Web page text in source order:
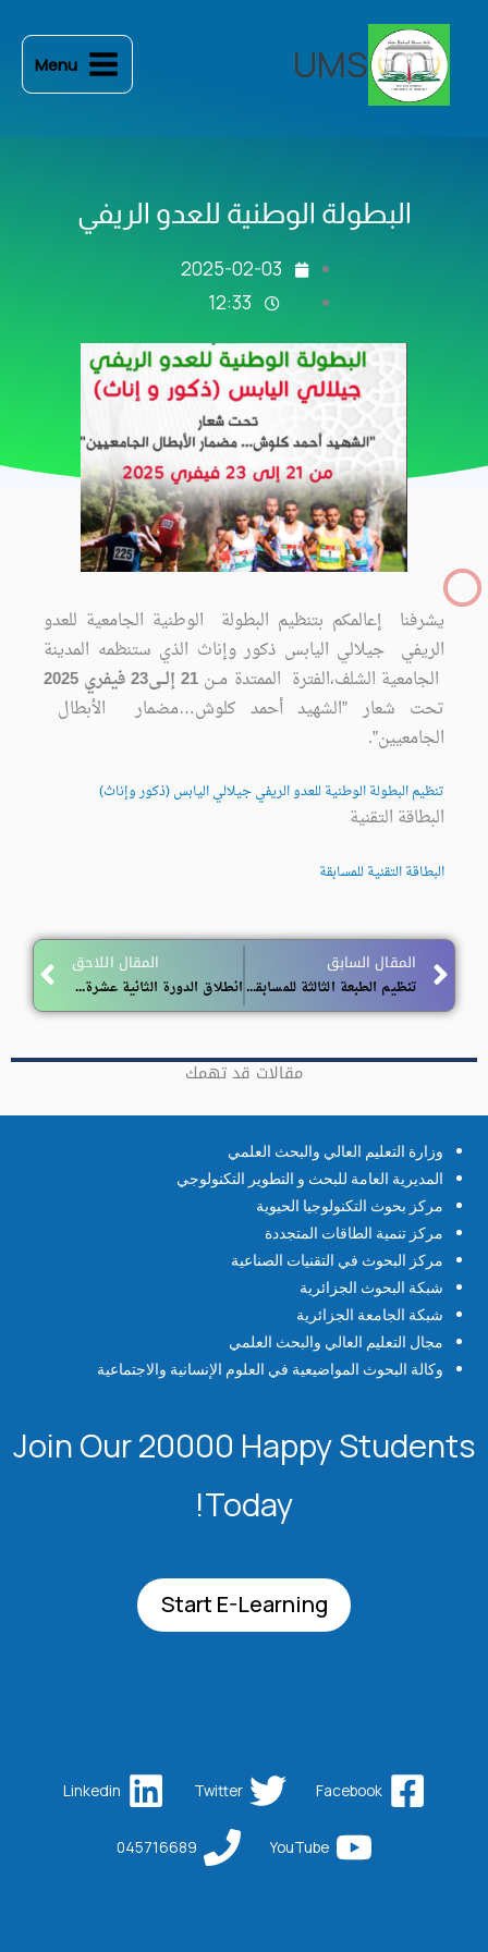
المحتوى
UMS
Menu
البطولة الوطنية للعدو الريفي
2025-02-03
12:33
يشرفنا إعالمكم بتنظيم البطولة الوطنية الجامعية للعدو
الريفي جيلالي اليابس ذكور وإناث الذي ستنظمه المدينة
الجامعية الشلف،الفترة الممتدة مــن 21 إلــى23 فيفري 2025
تحت شعار ”الشهيد أحمد كلوش…مضمار الأبطال
الجامعيين”.
تنظيم البطولة الوطنية للعدو الريفي جيلالي اليابس (ذكور وإناث)
البطاقة التقنية
البطاقة التقنية للمسابقة
Prev
المقال السابق
تنظيم الطبعة الثالثة للمسابقة الوطنية الجامعية محامي المستقبل
المقال اللاحق
انطلاق الدورة الثانية عشرة للأيام العلمية والتقنية لسوناطراك
مقالات قد تهمك
وزارة التعليم العالي والبحث العلمي
المديرية العامة للبحث و التطوير التكنولوجي
مركز بحوث التكنولوجيا الحيوية
مركز تنمية الطاقات المتجددة
مركز البحوث في التقنيات الصناعية
شبكة البحوث الجزائرية
شبكة الجامعة الجزائرية
مجال التعليم العالي والبحث العلمي
وكالة البحوث المواضيعية في العلوم الإنسانية والاجتماعية
Join Our 20000 Happy Students​
Today!
Start E-Learning
Facebook
Twitter
Linkedin
YouTube
045716689